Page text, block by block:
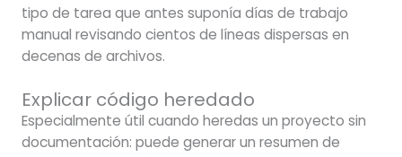
tipo de tarea que antes suponía días de trabajo
manual revisando cientos de líneas dispersas en
decenas de archivos.
Explicar código heredado
Especialmente útil cuando heredas un proyecto sin
documentación: puede generar un resumen de